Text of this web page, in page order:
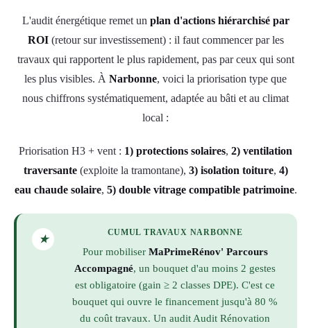
L'audit énergétique remet un plan d'actions hiérarchisé par
ROI(retour sur investissement) : il faut commencer par les
travaux qui rapportent le plus rapidement, pas par ceux qui sont
les plus visibles. À Narbonne, voici la priorisation type que
nous chiffrons systématiquement, adaptée au bâti et au climat
local :
Priorisation H3 + vent : 1) protections solaires, 2) ventilation
traversante(exploite la tramontane), 3) isolation toiture, 4)
eau chaude solaire, 5) double vitrage compatible patrimoine.
★
CUMUL TRAVAUX NARBONNE
Pour mobiliser MaPrimeRénov' Parcours
Accompagné, un bouquet d'au moins 2 gestes
est obligatoire (gain ≥ 2 classes DPE). C'est ce
bouquet qui ouvre le financement jusqu'à 80 %
du coût travaux. Un audit Audit Rénovation